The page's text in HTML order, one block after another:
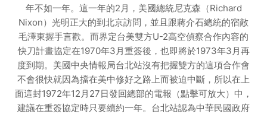
年不如一年。這一年的2月，美國總統尼克森（Richard
Nixon）光明正大的到北京訪問，並且跟蔣介石總統的宿敵
毛澤東握手言歡。而界定台美雙方U-2高空偵察合作內容的
快刀計畫協定在1970年3月重簽後，也即將於1973年3月再
度到期。美國中央情報局台北站沒有把握雙方的這項合作會
不會很快就因為擋在美中修好之路上而被迫中斷，所以在上
面這封1972年12月27日發回總部的電報（點擊可放大）中，
建議在重簽協定時只要續約一年。台北站認為中華民國政府